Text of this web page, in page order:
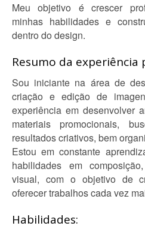
Meu objetivo é crescer
minhas habilidades e
dentro do design.
Resumo da experiência
Sou iniciante na área de
criação e edição de
experiência em desenvolver
materiais promocionais,
resultados criativos, bem
Estou em constante
habilidades em
visual, com o objetivo de
oferecer trabalhos cada vez
Habilidades: